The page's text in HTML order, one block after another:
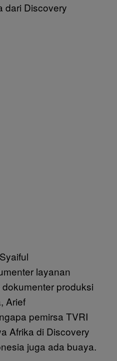
dari Discovery
layanan
produksi
Arief
pemirsa TVRI
Afrika di Discovery
juga ada buaya.